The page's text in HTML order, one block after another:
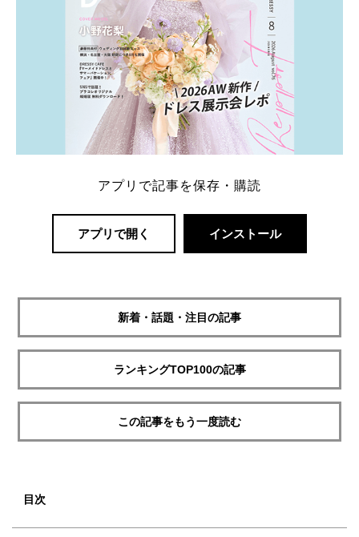
アプリで記事を保存・購読
アプリで開く インストール
新着・話題・注目の記事
ランキングTOP100の記事
この記事をもう一度読む
目次